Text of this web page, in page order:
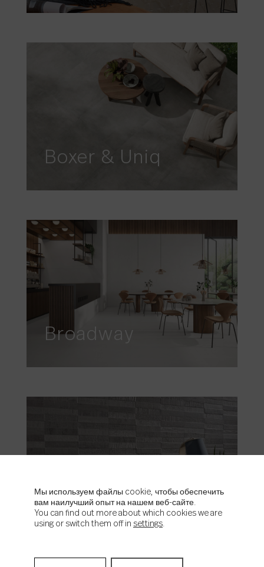
Boxer & Uniq
Broadway
Concept
Мы используем файлы cookie, чтобы обеспечить
вам наилучший опыт на нашем веб-сайте.
You can find out more about which cookies we are
using or switch them off in settings.